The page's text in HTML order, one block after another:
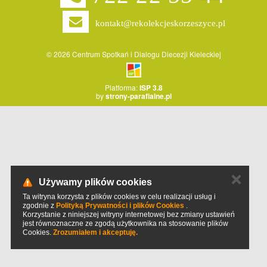
kontakt@rekolekcjeskorzeszyce.pl
© 2026 Centrum Spotkań i Dialogu Diecezji Kieleckiej
Platforma:ISP 3.8
bystrony-parafialne.pl
Używamy plików cookies
Ta witryna korzysta z plików cookies w celu realizacji usług i
zgodnie z Polityką Prywatności i plików Cookies .
Korzystanie z niniejszej witryny internetowej bez zmiany ustawień
jest równoznaczne ze zgodą użytkownika na stosowanie plików
Cookies. Zrozumiałem i akceptuję.
✕